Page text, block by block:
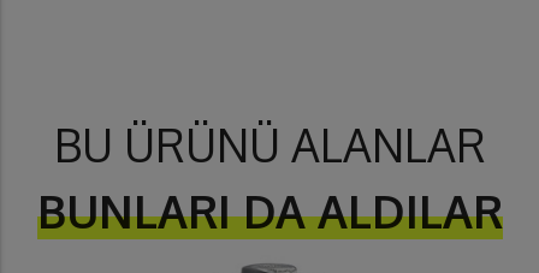
BU ÜRÜNÜ ALANLAR
BUNLARI DA ALDILAR